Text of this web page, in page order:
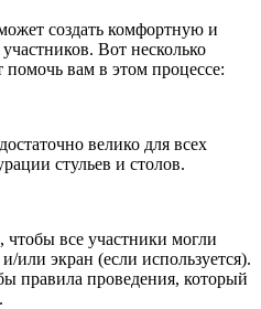
создать комфортную и
Вот несколько
вам в этом процессе:
велико для всех
стульев и столов.
чтобы все участники могли
или экран (если используется).
правила проведения, который